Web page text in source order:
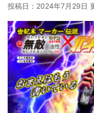
投稿日：2024年7月29日